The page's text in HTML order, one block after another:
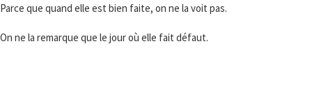
Parce que quand elle est bien faite, on ne la voit pas.
On ne la remarque que le jour où elle fait défaut.